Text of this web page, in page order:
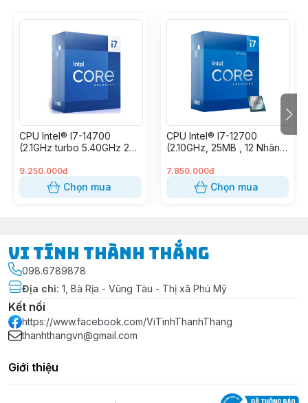
CPU Intel® I7-14700
(2.1GHz turbo 5.40GHz 20
9.250.000đ
Chọn mua
CPU Intel® I7-12700
(2.10GHz, 25MB , 12 Nhân
7.850.000đ
Chọn mua
Vi Tính Thành Thắng
098.6789878
Địa chỉ: 1, Bà Rịa - Vũng Tàu - Thị xã Phú Mỹ
Kết nối
https://www.facebook.com/ViTinhThanhThang
thanhthangvn@gmail.com
Giới thiệu